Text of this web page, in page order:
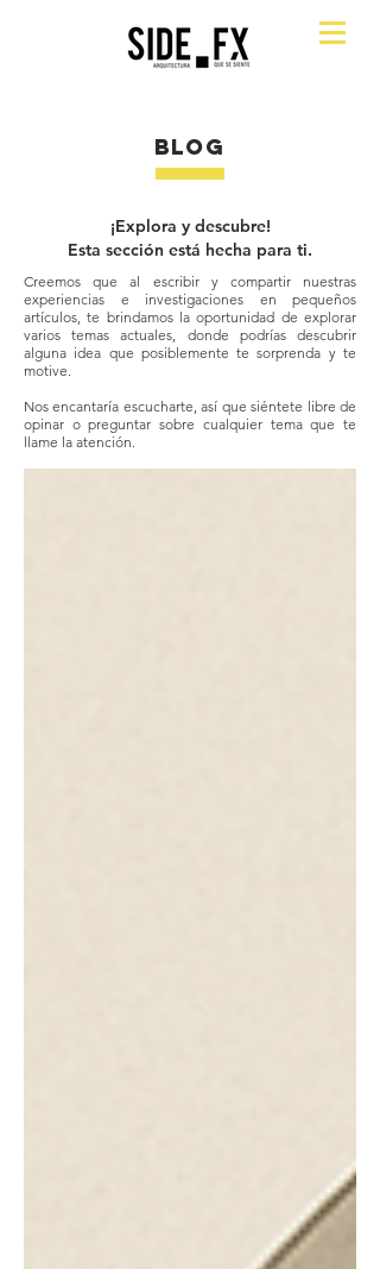
BLOG
¡Explora y descubre!
Esta sección está hecha para ti.
Creemos que al escribir y compartir nuestras
experiencias e investigaciones en pequeños
artículos, te brindamos la oportunidad de explorar
varios temas actuales, donde podrías descubrir
alguna idea que posiblemente te sorprenda y te
motive.
Nos encantaría escucharte, así que siéntete libre de
opinar o preguntar sobre cualquier tema que te
llame la atención.